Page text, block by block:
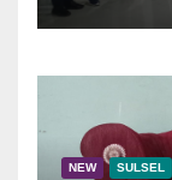
NEW SULSEL